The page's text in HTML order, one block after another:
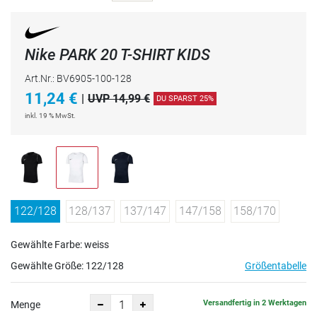
Nike PARK 20 T-SHIRT KIDS
Art.Nr.: BV6905-100-128
11,24 € | UVP 14,99 € DU SPARST 25%
inkl. 19 % MwSt.
122/128 128/137 137/147 147/158 158/170
Gewählte Farbe: weiss
Gewählte Größe: 122/128 Größentabelle
Menge Versandfertig in 2 Werktagen